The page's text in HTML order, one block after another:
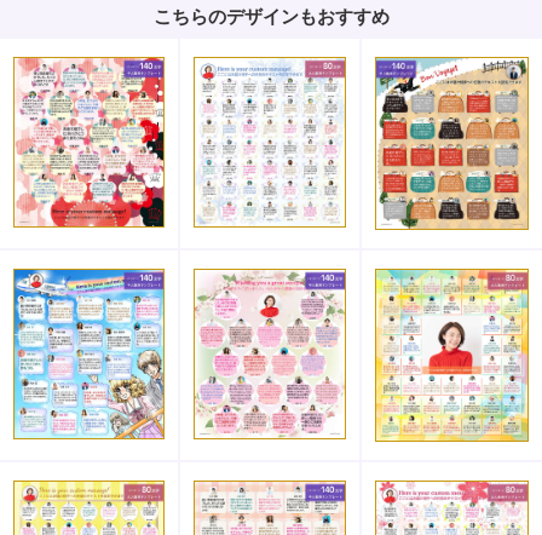
こちらのデザインもおすすめ